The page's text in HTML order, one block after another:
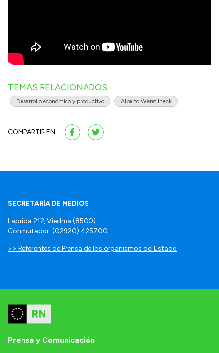
TEMAS RELACIONADOS
Desarrollo económico y productivo Alberto Weretilneck
COMPARTIR EN:
SECRETARÍA DE MEDIOS
Laprida 212, Viedma (8500).
Conmutador: (02920) 425700
>> Referentes de Prensa de los organismos del Estado
Prensa y Comunicación